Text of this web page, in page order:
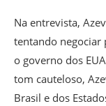
Na entrevista,
tentando negociar
o governo dos
tom cauteloso,
Brasil e dos